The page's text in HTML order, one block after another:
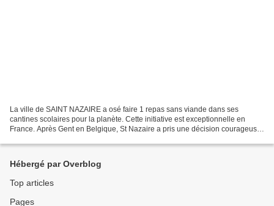
La ville de SAINT NAZAIRE a osé faire 1 repas sans viande dans ses
cantines scolaires pour la planète. Cette initiative est exceptionnelle en
France. Après Gent en Belgique, St Nazaire a pris une décision courageuse.
Hébergé par Overblog
Top articles
Pages